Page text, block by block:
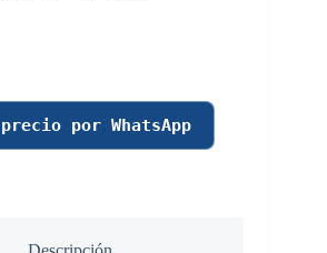
por WhatsApp